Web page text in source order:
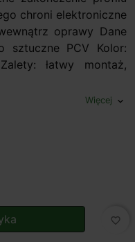
chroni elektroniczne
oprawy Dane
sztuczne PCV Kolor:
łatwy montaż,
Więcej expand_more
favorite_border